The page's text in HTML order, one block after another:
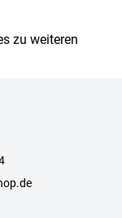
zu weiteren